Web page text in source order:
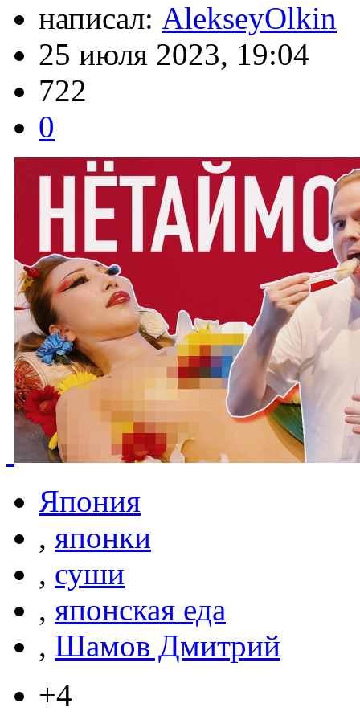
написал: AlekseyOlkin
25 июля 2023, 19:04
722
0
Япония
, японки
, суши
, японская еда
, Шамов Дмитрий
+4